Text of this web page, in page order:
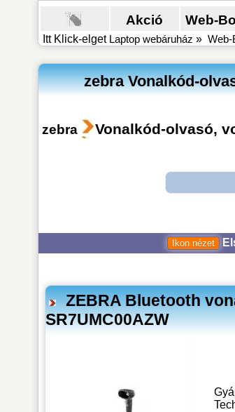
Akció Web-
Itt Klick-elget Laptop webáruház » Web-
zebra Vonalkód-
zebra Vonalkód-olvasó,
ZEBRA Bluetooth
SR7UMC00AZW